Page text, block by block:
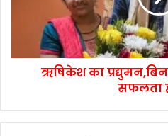
ऋषिकेश का
सफलता